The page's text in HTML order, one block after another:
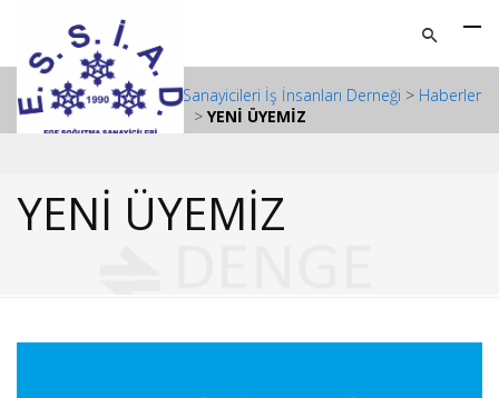
ESSİAD - Ege Soğutma Sanayicileri İş İnsanları Derneği > Haberler
> YENİ ÜYEMİZ
YENİ ÜYEMİZ